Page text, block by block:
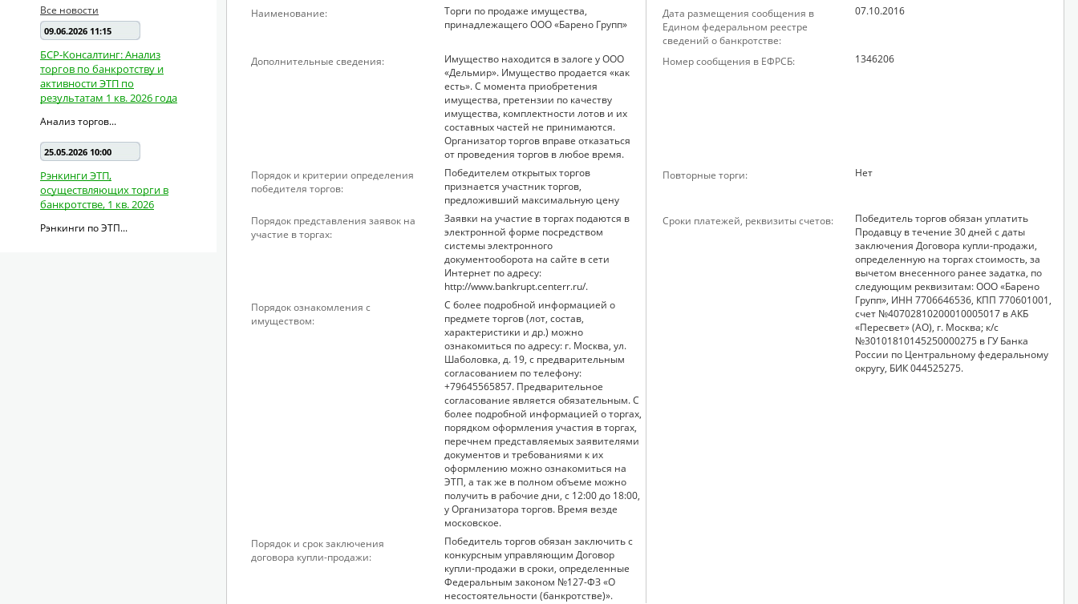
Все новости
09.06.2026 11:15
БСР-Консалтинг: Анализ
торгов по банкротству и
активности ЭТП по
результатам 1 кв. 2026 года
Анализ торгов...
25.05.2026 10:00
Рэнкинги ЭТП,
осуществляющих торги в
банкротстве, 1 кв. 2026
Рэнкинги по ЭТП...
Наименование:
Торги по продаже имущества,
принадлежащего ООО «Барено Групп»
Дата размещения сообщения в
Едином федеральном реестре
сведений о банкротстве:
07.10.2016
Дополнительные сведения:
Имущество находится в залоге у ООО
«Дельмир». Имущество продается «как
есть». С момента приобретения
имущества, претензии по качеству
имущества, комплектности лотов и их
составных частей не принимаются.
Организатор торгов вправе отказаться
от проведения торгов в любое время.
Номер сообщения в ЕФРСБ: 1346206
Порядок и критерии определения
победителя торгов:
Победителем открытых торгов
признается участник торгов,
предложивший максимальную цену
Повторные торги: Нет
Порядок представления заявок на
участие в торгах:
Заявки на участие в торгах подаются в
электронной форме посредством
системы электронного
документооборота на сайте в сети
Интернет по адресу:
http://www.bankrupt.centerr.ru/.
Сроки платежей, реквизиты счетов:
Победитель торгов обязан уплатить
Продавцу в течение 30 дней с даты
заключения Договора купли-продажи,
определенную на торгах стоимость, за
вычетом внесенного ранее задатка, по
следующим реквизитам: ООО «Барено
Групп», ИНН 7706646536, КПП 770601001,
счет №40702810200010005017 в АКБ
«Пересвет» (АО), г. Москва; к/с
№30101810145250000275 в ГУ Банка
России по Центральному федеральному
округу, БИК 044525275.
Порядок ознакомления с
имуществом:
С более подробной информацией о
предмете торгов (лот, состав,
характеристики и др.) можно
ознакомиться по адресу: г. Москва, ул.
Шаболовка, д. 19, с предварительным
согласованием по телефону:
+79645565857. Предварительное
согласование является обязательным. С
более подробной информацией о торгах,
порядком оформления участия в торгах,
перечнем представляемых заявителями
документов и требованиями к их
оформлению можно ознакомиться на
ЭТП, а так же в полном объеме можно
получить в рабочие дни, с 12:00 до 18:00,
у Организатора торгов. Время везде
московское.
Порядок и срок заключения
договора купли-продажи:
Победитель торгов обязан заключить с
конкурсным управляющим Договор
купли-продажи в сроки, определенные
Федеральным законом №127-ФЗ «О
несостоятельности (банкротстве)».